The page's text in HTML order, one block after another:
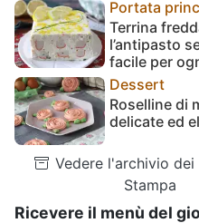
Portata
Terrina
l’antipasto
facile per
Dessert
Roselline di
delicate ed
Vedere l'archivio dei
Stampa
Ricevere il menù del